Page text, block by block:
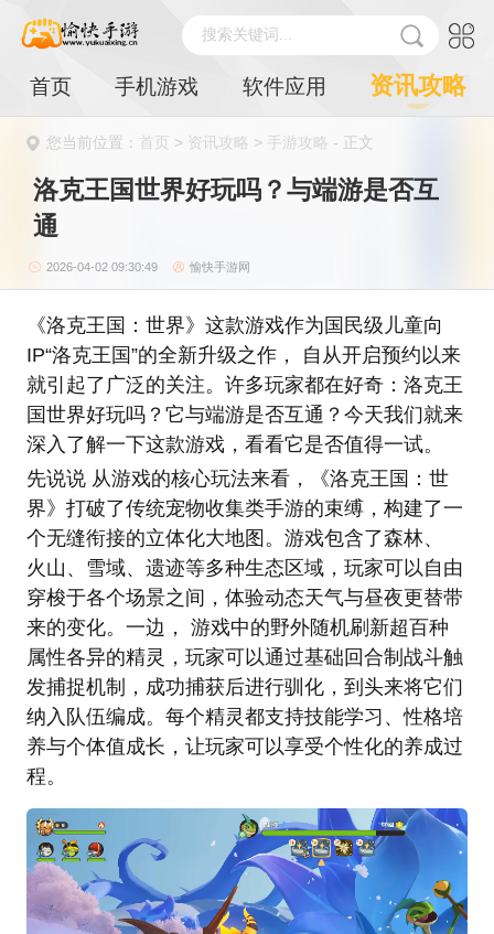
搜索关键词...
首页 手机游戏 软件应用 资讯攻略
您当前位置： 首页 > 资讯攻略 > 手游攻略 - 正文
洛克王国世界好玩吗？与端游是否互
通
2026-04-02 09:30:49 愉快手游网
《洛克王国：世界》这款游戏作为国民级儿童向
IP“洛克王国”的全新升级之作， 自从开启预约以来
就引起了广泛的关注。许多玩家都在好奇：洛克王
国世界好玩吗？它与端游是否互通？今天我们就来
深入了解一下这款游戏，看看它是否值得一试。
先说说 从游戏的核心玩法来看，《洛克王国：世
界》打破了传统宠物收集类手游的束缚，构建了一
个无缝衔接的立体化大地图。游戏包含了森林、
火山、雪域、遗迹等多种生态区域，玩家可以自由
穿梭于各个场景之间，体验动态天气与昼夜更替带
来的变化。一边， 游戏中的野外随机刷新超百种
属性各异的精灵，玩家可以通过基础回合制战斗触
发捕捉机制，成功捕获后进行驯化，到头来将它们
纳入队伍编成。每个精灵都支持技能学习、性格培
养与个体值成长，让玩家可以享受个性化的养成过
程。